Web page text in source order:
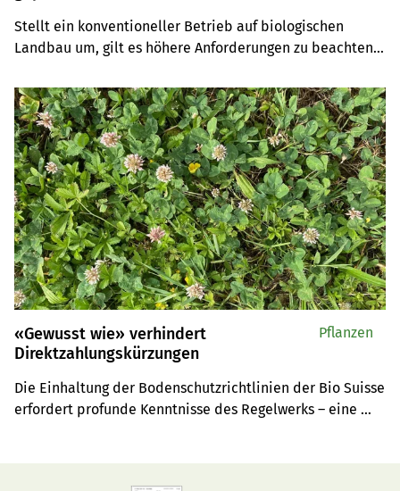
Stellt ein konventioneller Betrieb auf biologischen
Landbau um, gilt es höhere Anforderungen zu beachten.
«Gewusst wie» verhindert
Direktzahlungskürzungen
Die Einhaltung der Bodenschutzrichtlinien der Bio Suisse
erfordert profunde Kenntnisse des Regelwerks – eine
Pflanzen